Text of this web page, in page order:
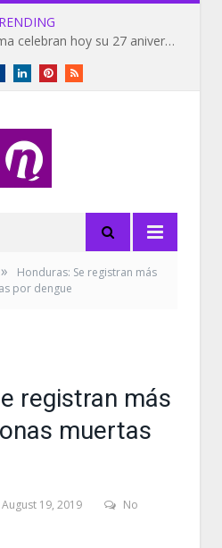
Barack y Michelle Obama celebran hoy su 27 aniversario de bodas
LinkedInPinterestRSS
»
Honduras: Se registran más
por dengue
registran más
muertas
August 19, 2019
No